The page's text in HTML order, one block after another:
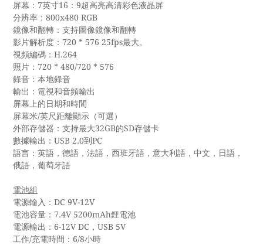
屏幕：7英寸16：9超高亮高清彩色液晶屏
分辨率：800x480 RGB
鏡像和翻轉：支持圖像鏡像和翻轉
影片解析度：720 * 576 25fps最大。
視頻編碼：H.264
照片：720 * 480/720 * 576
錄音：本地錄音
輸出：電視和音頻輸出
屏幕上的日期和時間
屏幕米/英尺距離顯示（可選）
外部存儲器：支持最大32GB的SD存儲卡
數據輸出：USB 2.0到PC
語言：英語，德語，法語，西班牙語，意大利語，中文，日語，
俄語，葡萄牙語
電池組
電源輸入：DC 9V-12V
電池容量：7.4V 5200mAh鋰電池
電源輸出：6-12V DC，USB 5V
工作/充電時間：6/8小時